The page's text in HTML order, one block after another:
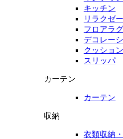
キッチン
リラクゼ
フロアラグ
デコレー
クッション
スリッパ
カーテン
カーテン
収納
衣類収納